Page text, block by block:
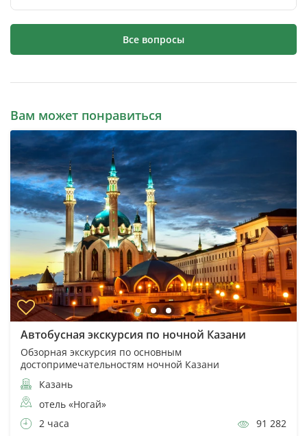
Все вопросы
Вам может понравиться
Автобусная экскурсия по ночной Казани
Обзорная экскурсия по основным
достопримечательностям ночной Казани
Казань
отель «Ногай»
2 часа
91 282